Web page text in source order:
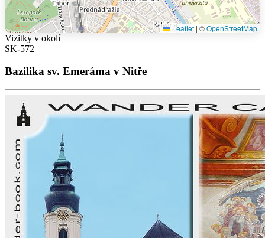
Leaflet | ©OpenStreetMap
Vizitky v okolí
SK-572
Bazilika sv. Emeráma v Nitře